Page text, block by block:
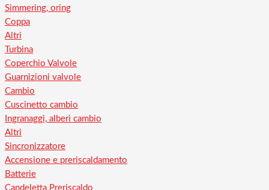
Simmering, oring
Coppa
Altri
Turbina
Coperchio Valvole
Guarnizioni valvole
Cambio
Cuscinetto cambio
Ingranaggi, alberi cambio
Altri
Sincronizzatore
Accensione e preriscaldamento
Batterie
Candeletta Preriscaldo